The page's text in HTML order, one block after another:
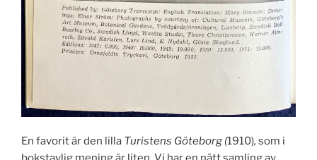
En favorit är den lilla Turistens Göteborg (1910), som i